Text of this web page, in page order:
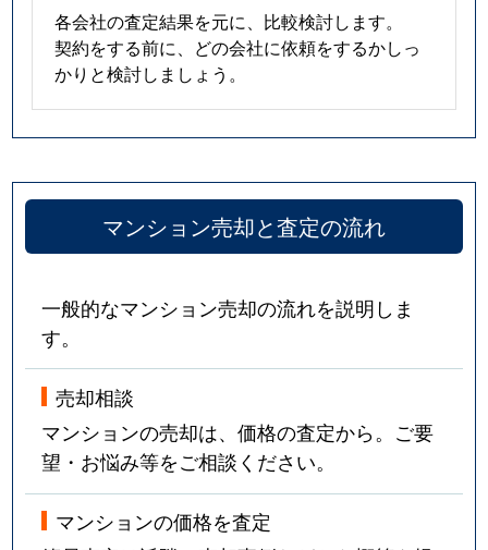
各会社の査定結果を元に、比較検討します。
契約をする前に、どの会社に依頼をするかしっ
かりと検討しましょう。
マンション売却と査定の流れ
一般的なマンション売却の流れを説明しま
す。
売却相談
マンションの売却は、価格の査定から。ご要
望・お悩み等をご相談ください。
マンションの価格を査定